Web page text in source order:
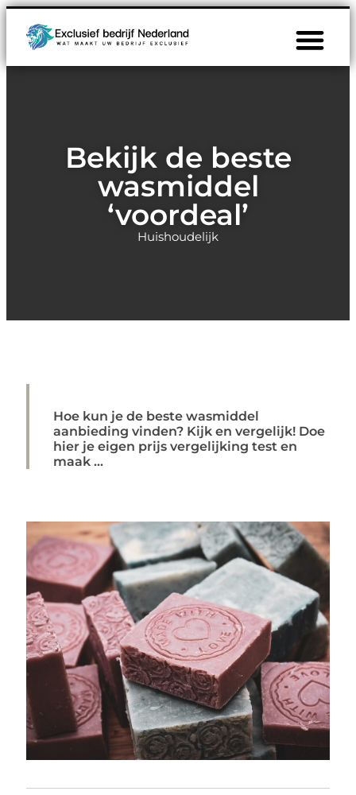
Bekijk de beste
wasmiddel
‘voordeal’
Huishoudelijk
Hoe kun je de beste wasmiddel
aanbieding vinden? Kijk en vergelijk! Doe
hier je eigen prijs vergelijking test en
maak ...